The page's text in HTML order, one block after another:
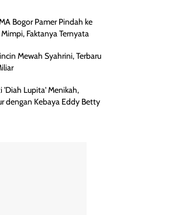
Bogor Pamer Pindah ke
Faktanya Ternyata
Mewah Syahrini, Terbaru
'Diah Lupita' Menikah,
dengan Kebaya Eddy Betty